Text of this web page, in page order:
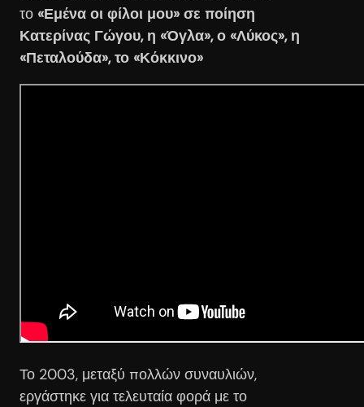
το «Εμένα οι φίλοι μου» σε ποίηση
Κατερίνας Γώγου, η «Όγλα», ο «Λύκος», η
«Πεταλούδα», το «Κόκκινο»
Το 2003, μεταξύ πολλών συναυλιών,
εργάστηκε για τελευταία φορά με το